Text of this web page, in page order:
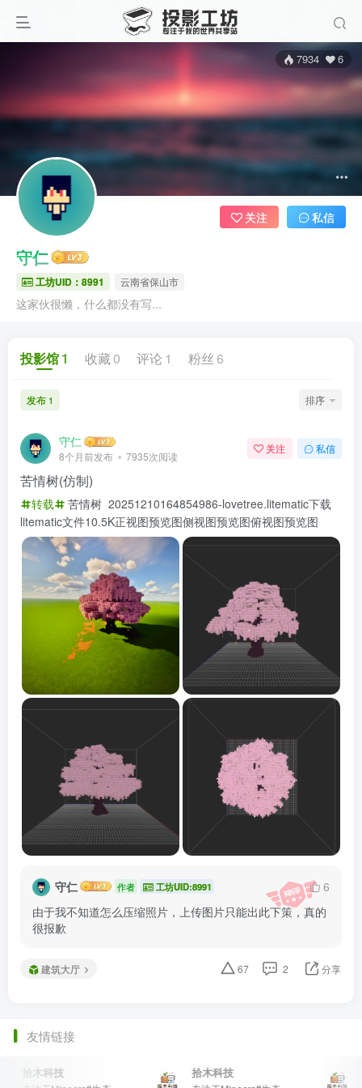
7934 6
守仁
工坊UID：8991 云南省保山市
这家伙很懒，什么都没有写...
关注 私信
投影馆1 收藏 0 评论 1 粉丝 6
发布 1 排序
守仁
8个月前发布 7935次阅读
关注 私信
苦情树(仿制)
转载
苦情树 20251210164854986-lovetree.litematic下载
litematic文件10.5K正视图预览图侧视图预览图俯视图预览图
守仁 作者 工坊UID:8991
6
由于我不知道怎么压缩照片，上传图片只能出此下策，真的
很报歉
建筑大厅 67 2 分享
友情链接
拾木科技 拾木科技